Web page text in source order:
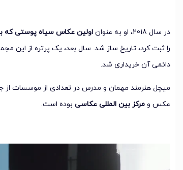
در سال 2018، او به عنوان اولین عکاس سیاه پوستی که
را ثبت کرد، تاریخ ساز شد. سال بعد، یک پرتره از این
دائمی آن خریداری شد.
میچل هنرمند مهمان و مدرس در تعدادی از موسسات از
عکس و مرکز بین المللی عکاسی بوده است.